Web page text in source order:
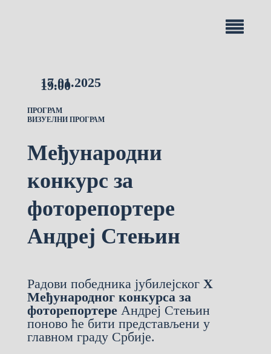
17.01.2025
19.00
ПРОГРАМ
ВИЗУЕЛНИ ПРОГРАМ
Међународни
конкурс за
фоторепортере
Андреј Стењин
Радови победника јубилејског Х
Међународног конкурса за
фоторепортереАндреј Стењин
поново ће бити представљени у
главном граду Србије.